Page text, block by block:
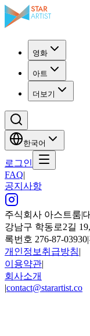
영화
아트
더보기
한국어
로그인
FAQ|
공지사항
주식회사 아스트룸|
강남구 학동로2길
록번호 276-87-03930|
개인정보취급방침|
이용약관|
회사소개
|contact@starartist.co